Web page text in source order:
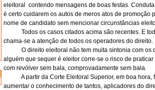
eleitoral contendo mensagens de boas festas.
é certo cuidarem os autos de meros atos de
nome de candidato sem mencionar circunstâncias
Todos os casos citados acima são recentes. E
chama-se a atenção de todos os operadores do direito.
O direito eleitoral não tem muita sintonia com
alguém que sequer é eleitor corre-se o risco de
com revólver sem bala, comprovadamente sem bala.
A partir da Corte Eleitoral Superior, em boa
aumentar o conhecimento de tantos, aplicadores do